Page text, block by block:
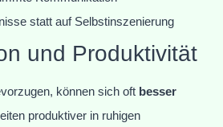
statt auf Selbstinszenierung
und Produktivität
können sich oft besser
produktiver in ruhigen